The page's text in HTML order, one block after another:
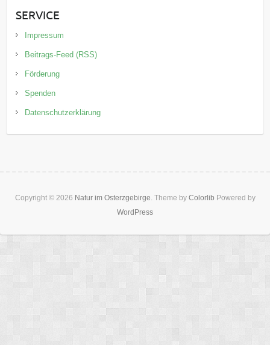
SERVICE
Impressum
Beitrags-Feed (RSS)
Förderung
Spenden
Datenschutzerklärung
Copyright © 2026 Natur im Osterzgebirge . Theme by Colorlib Powered by
WordPress